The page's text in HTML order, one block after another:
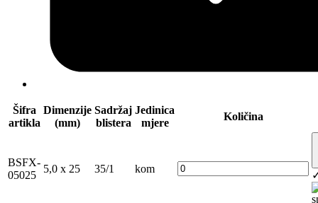
Šifra
artikla
Dimenzije
(mm)
Sadržaj
blistera
Jedinica
mjere
Količina
BSFX-
05025
5,0 x 25 35/1 kom